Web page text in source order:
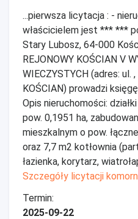
...pierwsza licytacja : -
właścicielem jest *** ***
Stary Lubosz, 64-000
REJONOWY KOŚCIAN V
WIECZYSTYCH (adres: ul.
KOŚCIAN) prowadzi
Opis nieruchomości:
pow. 0,1951 ha,
mieszkalnym o pow.
oraz 7,7 m2 kotłownia
łazienka, korytarz,
Szczegóły licytacji
Termin:
2025-09-22